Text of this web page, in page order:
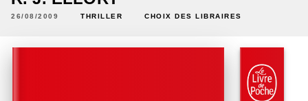
26/08/2009 THRILLER CHOIX DES LIBRAIRES